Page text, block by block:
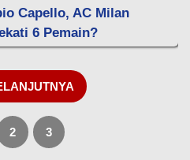
Capello, AC Milan
6 Pemain?
2 3